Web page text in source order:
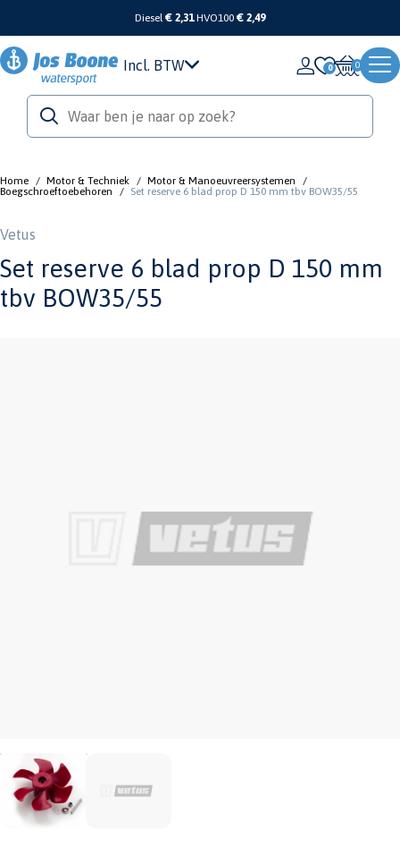
Diesel€ 2,31 HVO100 € 2,49
Incl. BTW 0
Home / Motor & Techniek / Motor & Manoeuvreersystemen
/
Boegschroeftoebehoren
/ Set reserve 6 blad prop D 150 mm tbv BOW35/55
Vetus
Set reserve 6 blad prop D 150 mm
tbv BOW35/55